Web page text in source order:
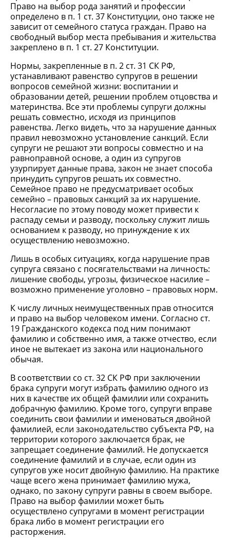
Право на выбор рода занятий и профессии
определено в п. 1 ст. 37 Конституции, оно также не
зависит от семейного статуса граждан. Право на
свободный выбор места пребывания и жительства
закреплено в п. 1 ст. 27 Конституции.
Нормы, закрепленные в п. 2 ст. 31 СК РФ,
устанавливают равенство супругов в решении
вопросов семейной жизни: воспитании и
образовании детей, решении проблем отцовства и
материнства. Все эти проблемы супруги должны
решать совместно, исходя из принципов
равенства. Легко видеть, что за нарушение данных
правил невозможно установление санкций. Если
супруги не решают эти вопросы совместно и на
равноправной основе, а один из супругов
узурпирует данные права, закон не знает способа
принудить супругов решать их совместно.
Семейное право не предусматривает особых
семейно – правовых санкций за их нарушение.
Несогласие по этому поводу может привести к
распаду семьи и разводу, поскольку служит лишь
основанием к разводу, но принуждение к их
осуществлению невозможно.
Лишь в особых ситуациях, когда нарушение прав
супруга связано с посягательствами на личность:
лишение свободы, угрозы, физическое насилие –
возможно применение уголовно – правовых норм.
К числу личных неимущественных прав относится
и право на выбор человеком имени. Согласно ст.
19 Гражданского кодекса под ним понимают
фамилию и собственно имя, а также отчество, если
иное не вытекает из закона или национального
обычая.
В соответствии со ст. 32 СК РФ при заключении
брака супруги могут избрать фамилию одного из
них в качестве их общей фамилии или сохранить
добрачную фамилию. Кроме того, супруги вправе
соединить свои фамилии и именоваться двойной
фамилией, если законодательство субъекта РФ, на
территории которого заключается брак, не
запрещает соединение фамилий. Не допускается
соединение фамилий и в случае, если один из
супругов уже носит двойную фамилию. На практике
чаще всего жена принимает фамилию мужа,
однако, по закону супруги равны в своем выборе.
Право на выбор фамилии может быть
осуществлено супругами в момент регистрации
брака либо в момент регистрации его
расторжения.